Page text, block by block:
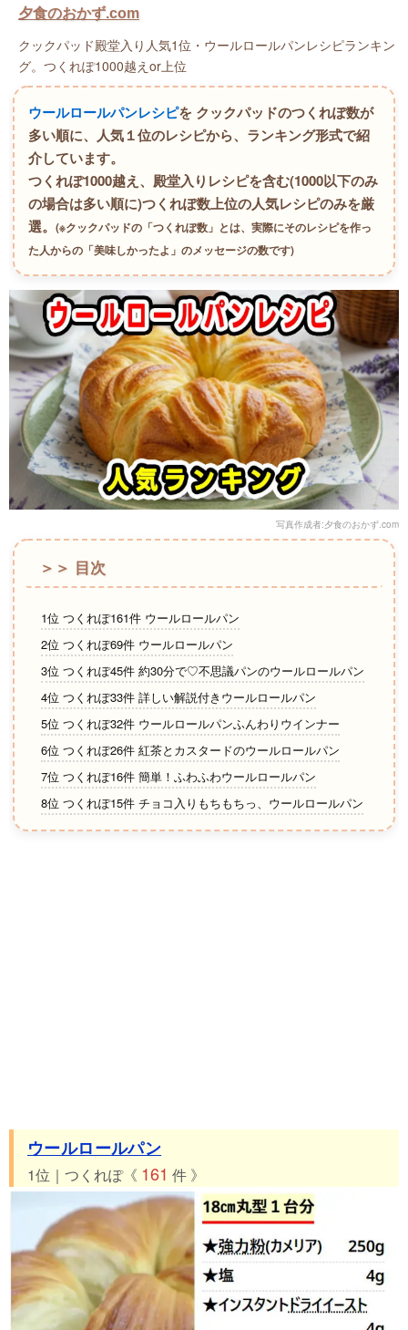
夕食のおかず.com
クックパッド殿堂入り人気1位・ウールロールパンレシピランキン
グ。つくれぽ1000越えor上位
ウールロールパンレシピを クックパッドのつくれぽ数が
多い順に、人気１位のレシピから、ランキング形式で紹
介しています。
つくれぽ1000越え、殿堂入りレシピを含む(1000以下のみ
の場合は多い順に)つくれぽ数上位の人気レシピのみを厳
選。(※クックパッドの「つくれぽ数」とは、実際にそのレシピを作っ
た人からの「美味しかったよ」のメッセージの数です)
写真作成者:夕食のおかず.com
＞＞ 目次
1位 つくれぽ161件 ウールロールパン
2位 つくれぽ69件 ウールロールパン
3位 つくれぽ45件 約30分で♡不思議パンのウールロールパン
4位 つくれぽ33件 詳しい解説付きウールロールパン
5位 つくれぽ32件 ウールロールパンふんわりウインナー
6位 つくれぽ26件 紅茶とカスタードのウールロールパン
7位 つくれぽ16件 簡単！ふわふわウールロールパン
8位 つくれぽ15件 チョコ入りもちもちっ、ウールロールパン
ウールロールパン
1位｜つくれぽ《 161 件 》